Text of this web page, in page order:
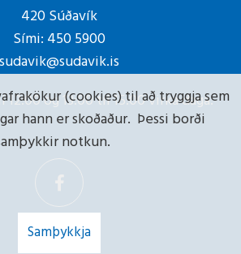
420 Súðavík
Sími: 450 5900
sudavik@sudavik.is
og 13:00 til 15:00 virka daga.
(cookies) til að tryggja sem
hann er skoðaður. Þessi borði
notkun.
Samþykkja